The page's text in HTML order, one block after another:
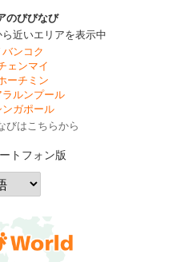
のびびなび
近いエリアを表示中
ンコク
ェンマイ
ーチミン
ルンプール
ガポール
びはこちらから
トフォン版